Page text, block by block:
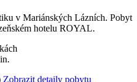
v Mariánských Lázních. Pobyt
hotelu ROYAL.
Zobrazit detaily pobytu